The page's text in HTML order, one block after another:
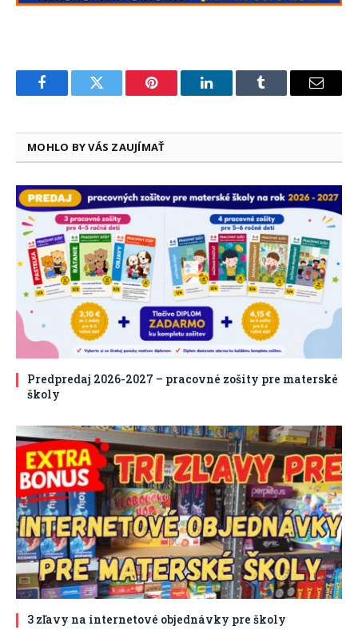
FacebookTwitter Pinterest LinkedInTumblr Email
MOHLO BY VÁS ZAUJÍMAŤ
Predpredaj 2026-2027 – pracovné zošity pre materské
školy
3 zľavy na internetové objednávky pre školy